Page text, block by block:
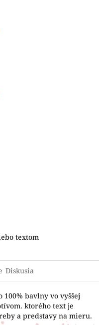
textom
Diskusia
bavlny vo vyššej
ktorého text je
a predstavy na mieru.